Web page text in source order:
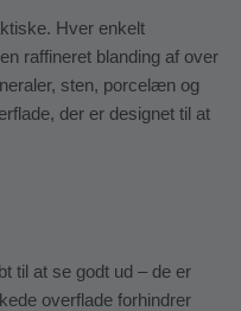
Hver enkelt
raffineret blanding af over
sten, porcelæn og
der er designet til at
til at se godt ud – de er
overflade forhindrer